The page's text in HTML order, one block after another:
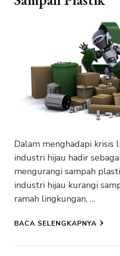
Dalam menghadapi krisis
industri hijau hadir
mengurangi sampah
industri hijau kurangi
ramah lingkungan, …
BACA SELENGKAPNYA